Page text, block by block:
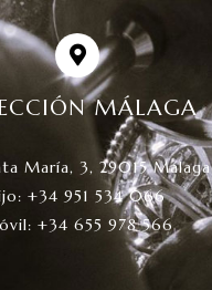
MÁLAGA
María, 3, 29015 Málaga
+34 951 534 066
+34 655 978 566